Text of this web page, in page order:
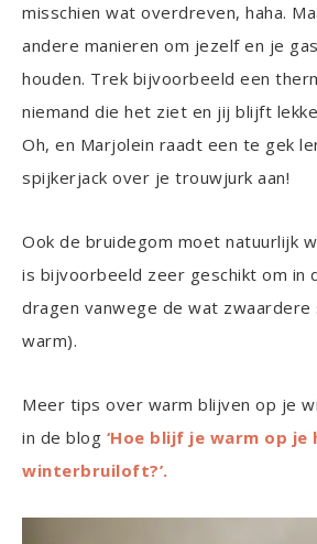
misschien wat overdreven, haha.
andere manieren om jezelf en je
houden. Trek bijvoorbeeld een
niemand die het ziet en jij blijft
Oh, en Marjolein raadt een te gek
spijkerjack over je trouwjurk aan!
Ook de bruidegom moet natuurlijk
is bijvoorbeeld zeer geschikt om in
dragen vanwege de wat
warm).
Meer tips over warm blijven op je
in de blog ‘Hoe blijf je warm op
winterbruiloft?’.